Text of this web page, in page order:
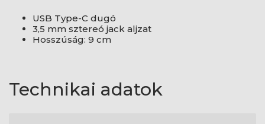
USB Type-C dugó
3,5 mm sztereó jack aljzat
Hosszúság: 9 cm
Technikai adatok